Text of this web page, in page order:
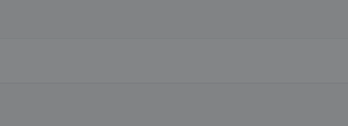
najmä v automobilových